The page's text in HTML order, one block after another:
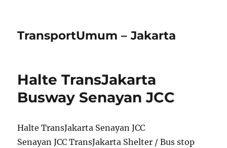
TransportUmum – Jakarta
Halte TransJakarta
Busway Senayan JCC
Halte TransJakarta Senayan JCC
Senayan JCC TransJakarta Shelter / Bus stop